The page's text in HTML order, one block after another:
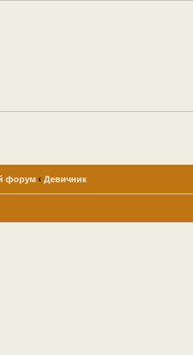
форум ‹ Девичник